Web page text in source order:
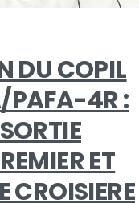
DU COPIL
PAFA-4R :
ET
CROISIERE